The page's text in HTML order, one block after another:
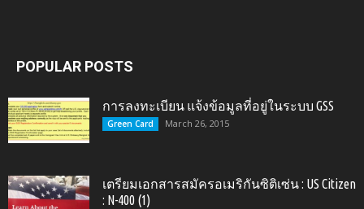
POPULAR POSTS
การลงทะเบียน แจ้งข้อมูลที่อยู่ในระบบ GSS
Green Card March 26, 2015
เตรียมเอกสารสมัครอเมริกันซิติเซ่น : US Citizen
: N-400 (1)